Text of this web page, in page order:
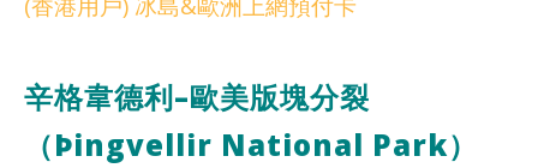
辛格韋德利–歐美版塊分裂
（Þingvellir National Park）